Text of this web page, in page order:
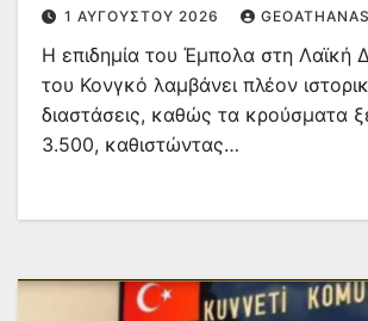
1 ΑΥΓΟΎΣΤΟΥ 2026 GEOATHANAS
Η επιδημία του Έμπολα στη Λαϊκή
του Κονγκό λαμβάνει πλέον
διαστάσεις, καθώς τα κρούσματα
3.500, καθιστώντας…